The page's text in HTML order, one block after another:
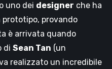
uno dei designer che ha
prototipo, provando
è arrivata quando
di Sean Tan (un
realizzato un incredibile